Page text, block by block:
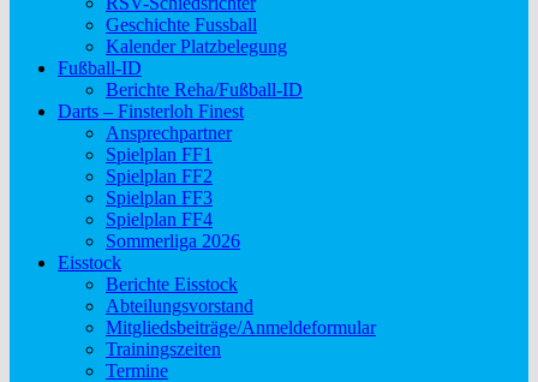
Geschichte Fussball
Kalender Platzbelegung
Fußball-ID
Berichte Reha/Fußball-ID
Darts – Finsterloh Finest
Ansprechpartner
Spielplan FF1
Spielplan FF2
Spielplan FF3
Spielplan FF4
Sommerliga 2026
Eisstock
Berichte Eisstock
Abteilungsvorstand
Mitgliedsbeiträge/Anmeldeformular
Trainingszeiten
Termine